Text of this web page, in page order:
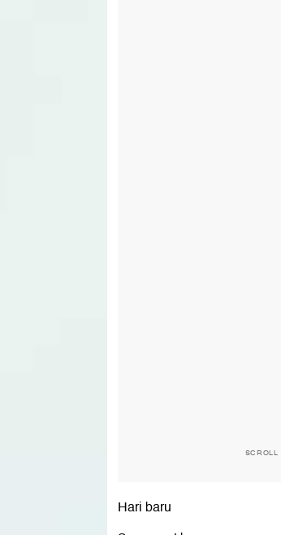
Hari baru